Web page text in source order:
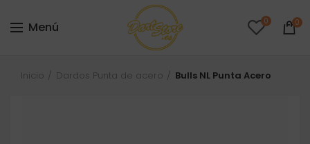
Menú 0 0
Inicio Dardos Punta de acero Bulls NL Punta Acero